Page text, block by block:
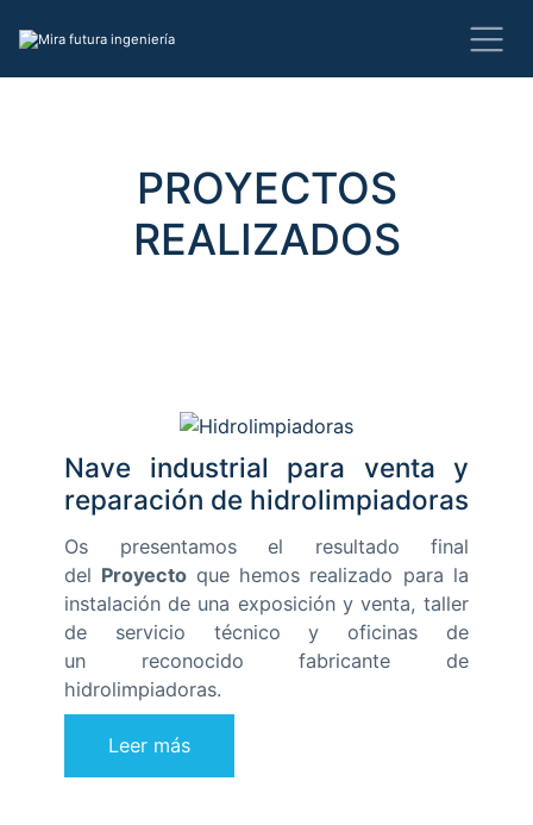
PROYECTOS
REALIZADOS
Nave industrial para venta y
reparación de hidrolimpiadoras
Os presentamos el resultado final
del Proyecto que hemos realizado para la
instalación de una exposición y venta, taller
de servicio técnico y oficinas de
un reconocido fabricante de
hidrolimpiadoras.
Leer más